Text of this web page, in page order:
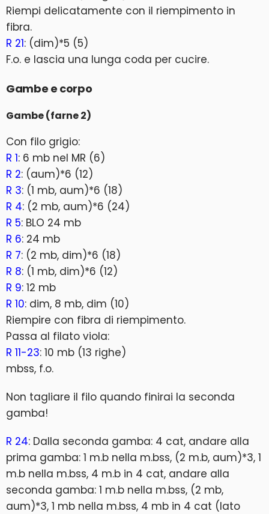
Riempi delicatamente con il riempimento in
fibra.
R 21: (dim)*5 (5)
F.o. e lascia una lunga coda per cucire.
Gambe e corpo
Gambe (farne 2)
Con filo grigio:
R 1: 6 mb nel MR (6)
R 2: (aum)*6 (12)
R 3: (1 mb, aum)*6 (18)
R 4: (2 mb, aum)*6 (24)
R 5: BLO 24 mb
R 6: 24 mb
R 7: (2 mb, dim)*6 (18)
R 8: (1 mb, dim)*6 (12)
R 9: 12 mb
R 10: dim, 8 mb, dim (10)
Riempire con fibra di riempimento.
Passa al filato viola:
R 11-23: 10 mb (13 righe)
mbss, f.o.
Non tagliare il filo quando finirai la seconda
gamba!
R 24: Dalla seconda gamba: 4 cat, andare alla
prima gamba: 1 m.b nella m.bss, (2 m.b, aum)*3, 1
m.b nella m.bss, 4 m.b in 4 cat, andare alla
seconda gamba: 1 m.b nella m.bss, (2 mb,
aum)*3, 1 mb nella m.bss, 4 mb in 4 cat (lato